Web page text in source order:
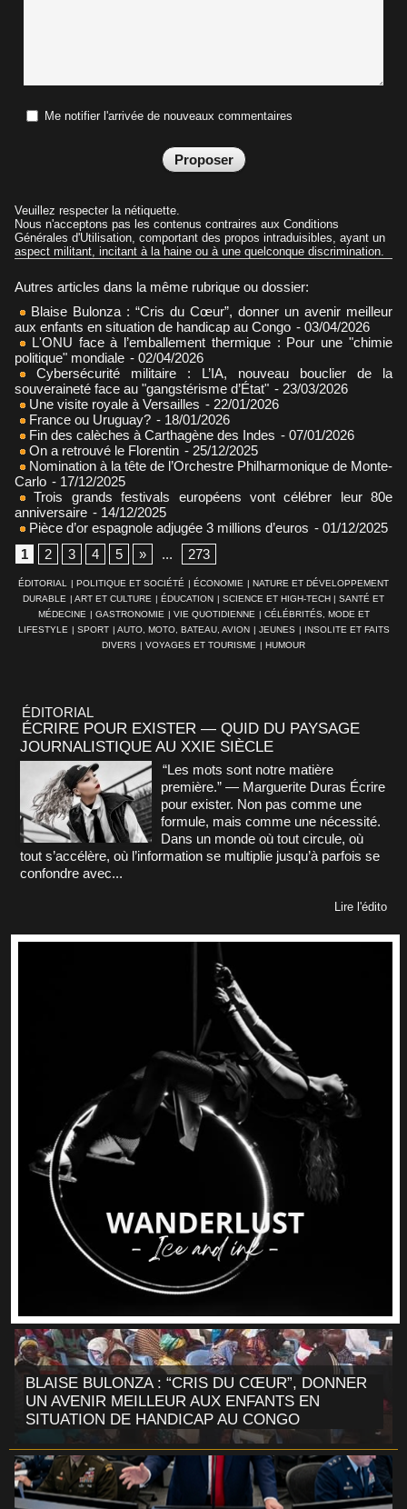
Me notifier l'arrivée de nouveaux commentaires
Veuillez respecter la nétiquette.
Nous n'acceptons pas les contenus contraires aux Conditions
Générales d'Utilisation, comportant des propos intraduisibles, ayant un
aspect militant, incitant à la haine ou à une quelconque discrimination.
Autres articles dans la même rubrique ou dossier:
Blaise Bulonza : “Cris du Cœur”, donner un avenir meilleur
aux enfants en situation de handicap au Congo - 03/04/2026
L'ONU face à l’emballement thermique : Pour une "chimie
politique" mondiale - 02/04/2026
Cybersécurité militaire : L’IA, nouveau bouclier de la
souveraineté face au "gangstérisme d’État" - 23/03/2026
Une visite royale à Versailles - 22/01/2026
France ou Uruguay? - 18/01/2026
Fin des calèches à Carthagène des Indes - 07/01/2026
On a retrouvé le Florentin - 25/12/2025
Nomination à la tête de l’Orchestre Philharmonique de Monte-
Carlo - 17/12/2025
Trois grands festivals européens vont célébrer leur 80e
anniversaire - 14/12/2025
Pièce d’or espagnole adjugée 3 millions d’euros - 01/12/2025
1
2 3 4 5 » ... 273
ÉDITORIAL | POLITIQUE ET SOCIÉTÉ | ÉCONOMIE | NATURE ET DÉVELOPPEMENT
DURABLE | ART ET CULTURE | ÉDUCATION | SCIENCE ET HIGH-TECH | SANTÉ ET
MÉDECINE | GASTRONOMIE | VIE QUOTIDIENNE | CÉLÉBRITÉS, MODE ET
LIFESTYLE | SPORT | AUTO, MOTO, BATEAU, AVION | JEUNES | INSOLITE ET FAITS
DIVERS | VOYAGES ET TOURISME | HUMOUR
ÉDITORIAL
ÉCRIRE POUR EXISTER — QUID DU PAYSAGE
JOURNALISTIQUE AU XXIE SIÈCLE
“Les mots sont notre matière
première.” — Marguerite Duras Écrire
pour exister. Non pas comme une
formule, mais comme une nécessité.
Dans un monde où tout circule, où
tout s’accélère, où l’information se multiplie jusqu’à parfois se
confondre avec...
Lire l'édito
BLAISE BULONZA : “CRIS DU CŒUR”, DONNER
UN AVENIR MEILLEUR AUX ENFANTS EN
SITUATION DE HANDICAP AU CONGO